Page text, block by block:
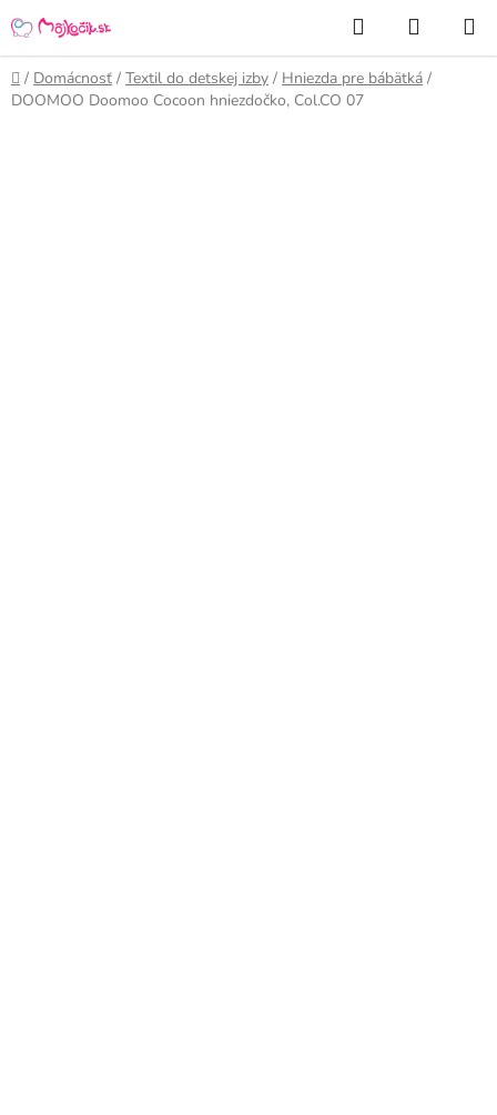
na
obsah
Hľadať
KOŠÍK
Domov
/ Domácnosť / Textil do detskej izby / Hniezda pre bábätká /
DOOMOO Doomoo Cocoon hniezdočko, Col.CO 07